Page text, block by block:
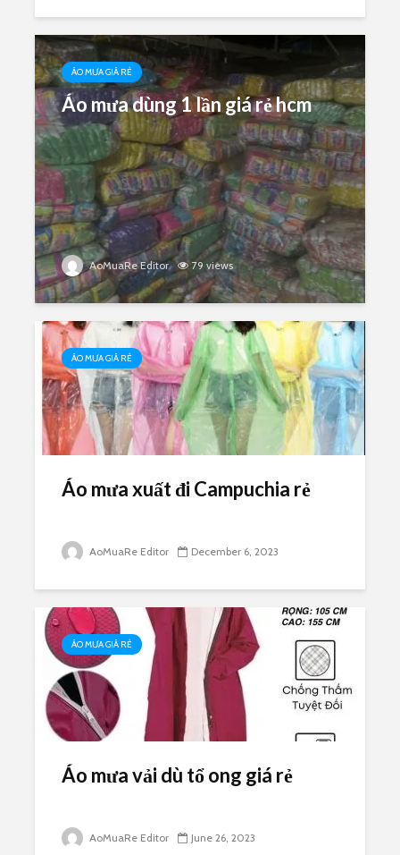
ÁO MƯA GIÁ RẺ
Áo mưa dùng 1 lần giá rẻ hcm
AoMuaRe Editor 79 views
ÁO MƯA GIÁ RẺ
Áo mưa xuất đi Campuchia rẻ
AoMuaRe Editor December 6, 2023
ÁO MƯA GIÁ RẺ
Áo mưa vải dù tổ ong giá rẻ
AoMuaRe Editor June 26, 2023